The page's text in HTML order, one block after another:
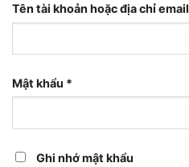
Tên tài khoản hoặc địa chỉ email
Mật khẩu *
buộc
Ghi nhớ mật khẩu